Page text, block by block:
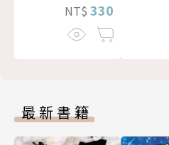
NT$ 330
最新書籍